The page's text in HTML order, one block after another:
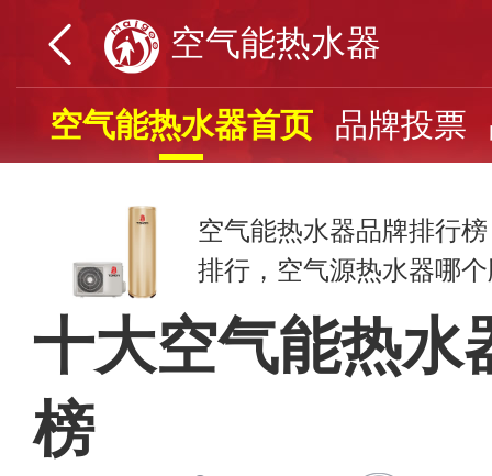
空气能热水器
空气能热水器首页 品牌投票
空气能热水器品牌排行
排行，空气源热水器哪
十大空气能热水
榜